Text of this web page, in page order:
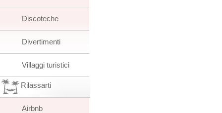
Discoteche
Divertimenti
Villaggi turistici
Rilassarti
Airbnb